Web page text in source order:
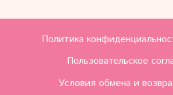
Политика
Пользовательское
Условия обмена и